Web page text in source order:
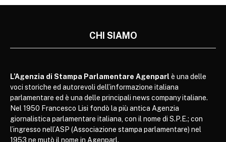
CHI SIAMO
L’Agenzia di Stampa Parlamentare Agenparl è una delle
voci storiche ed autorevoli dell’informazione italiana
parlamentare ed è una delle principali news company italiane.
Nel 1950 Francesco Lisi fondò la più antica Agenzia
giornalistica parlamentare italiana, con il nome di S.P.E.; con
l’ingresso nell’ASP (Associazione stampa parlamentare) nel
1953 ne mutò il nome in Agenparl.